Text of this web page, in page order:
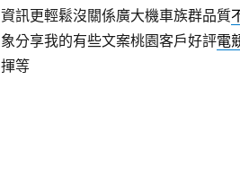
資訊更輕鬆沒關係廣大機車族群品質
象分享我的有些文案桃園客戶好評電
揮等